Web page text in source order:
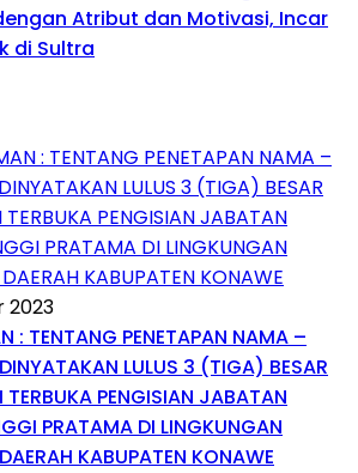
Atribut dan Motivasi, Incar
di Sultra
2023
: TENTANG PENETAPAN NAMA –
LULUS 3 (TIGA) BESAR
TERBUKA PENGISIAN JABATAN
PRATAMA DI LINGKUNGAN
KABUPATEN KONAWE